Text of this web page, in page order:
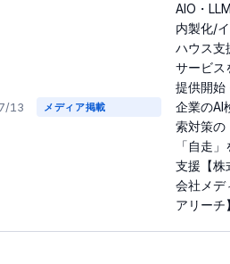
13 メディア掲載
AIO・
内製化/
ハウス支
サービス
提供開始
企業のAI
索対策の
「自走」
支援【株
会社メデ
アリーチ】